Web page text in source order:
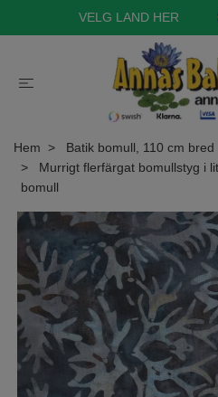
VELG LAND HER
Hem
Batik bomull, 110 cm bred
Murrigt flerfärgat bomullstyg i
bomull